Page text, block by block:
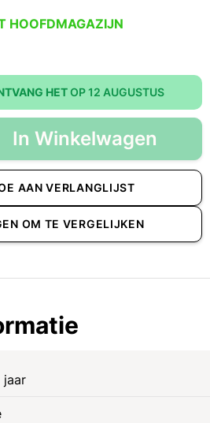
HOOFDMAGAZIJN
HETOP 12 AUGUSTUS
In Winkelwagen
AAN VERLANGLIJST
OM TE VERGELIJKEN
jaar